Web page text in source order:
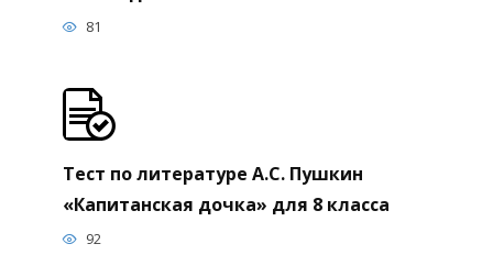
81
Тест по литературе А.С. Пушкин
«Капитанская дочка» для 8 класса
92